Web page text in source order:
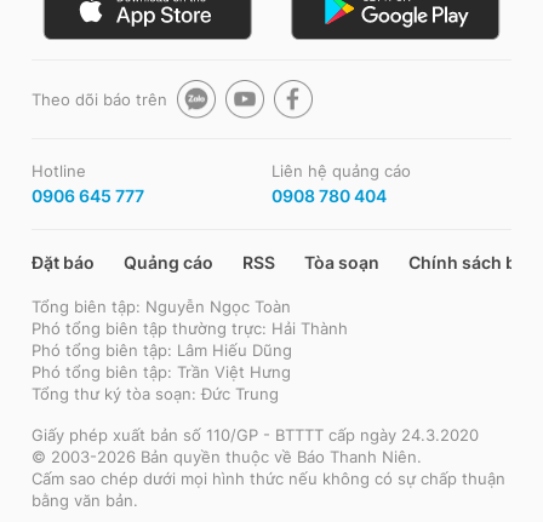
Theo dõi báo trên
Hotline
0906 645 777
Liên hệ quảng cáo
0908 780 404
Đặt báo Quảng cáo RSS Tòa soạn Chính sách bảo
Tổng biên tập: Nguyễn Ngọc Toàn
Phó tổng biên tập thường trực: Hải Thành
Phó tổng biên tập: Lâm Hiếu Dũng
Phó tổng biên tập: Trần Việt Hưng
Tổng thư ký tòa soạn: Đức Trung
Giấy phép xuất bản số 110/GP - BTTTT cấp ngày 24.3.2020
© 2003-2026 Bản quyền thuộc về Báo Thanh Niên.
Cấm sao chép dưới mọi hình thức nếu không có sự chấp thuận
bằng văn bản.